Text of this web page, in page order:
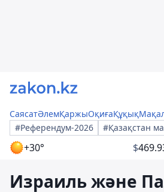
СаясатӘлемҚаржыОқиғаҚұқық
#Референдум-2026
#Қазақстан
+30° $
Израиль және